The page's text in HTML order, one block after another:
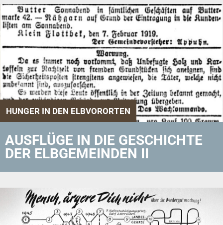
HUNGER IN DEN ELBVORORTEN
AUSFLÜGE IN DIE GESCHICHTE
DER ELBGEMEINDEN II